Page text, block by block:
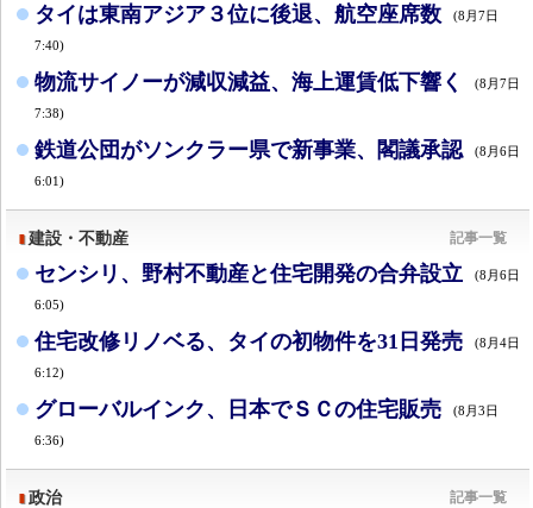
タイは東南アジア３位に後退、航空座席数 (8月7日
7:40)
物流サイノーが減収減益、海上運賃低下響く (8月7日
7:38)
鉄道公団がソンクラー県で新事業、閣議承認 (8月6日
6:01)
建設・不動産 記事一覧
センシリ、野村不動産と住宅開発の合弁設立 (8月6日
6:05)
住宅改修リノベる、タイの初物件を31日発売 (8月4日
6:12)
グローバルインク、日本でＳＣの住宅販売 (8月3日
6:36)
政治 記事一覧